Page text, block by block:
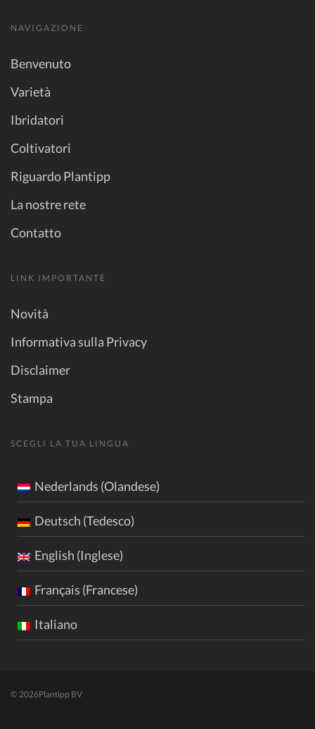
NAVIGAZIONE
Benvenuto
Varietà
Ibridatori
Coltivatori
Riguardo Plantipp
La nostre rete
Contatto
LINK IMPORTANTE
Novità
Informativa sulla Privacy
Disclaimer
Stampa
SCEGLI LA TUA LINGUA
Nederlands (Olandese)
Deutsch (Tedesco)
English (Inglese)
Français (Francese)
Italiano
© 2026Plantipp BV